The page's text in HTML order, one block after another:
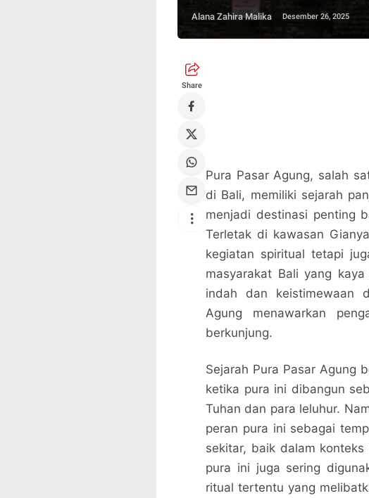
Alana Zahira Malika Desember 26, 2025
Share
Pura Pasar Agung, salah
di Bali, memiliki sejarah
menjadi destinasi penting
Terletak di kawasan
kegiatan spiritual tetapi
masyarakat Bali yang
indah dan keistimewaan
Agung menawarkan
berkunjung.
Sejarah Pura Pasar Agung
ketika pura ini dibangun
Tuhan dan para leluhur.
peran pura ini sebagai
sekitar, baik dalam
pura ini juga sering
ritual tertentu yang